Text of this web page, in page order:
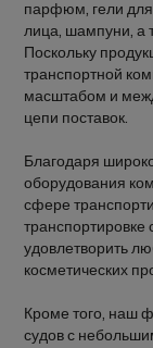
парфюм, гели
лица, шампуни, а
Поскольку
транспортной
масштабом и
цепи поставок.
Благодаря
оборудования
сфере
транспортировке
удовлетворить
косметических
Кроме того, наш
судов с